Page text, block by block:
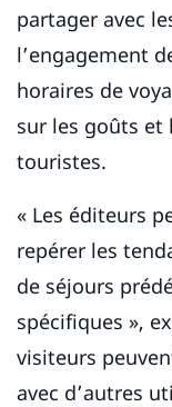
partager avec
l’engagement
horaires de
sur les goûts et
touristes.
« Les éditeurs
repérer les
de séjours
spécifiques »,
visiteurs
avec d’autres